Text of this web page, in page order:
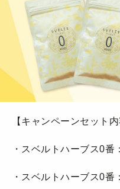
【キャンペーンセット内
・スベルトハーブス0番
・スベルトハーブス0番